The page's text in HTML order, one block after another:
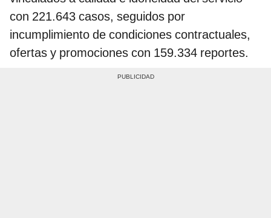
con 221.643 casos, seguidos por
incumplimiento de condiciones contractuales,
ofertas y promociones con 159.334 reportes.